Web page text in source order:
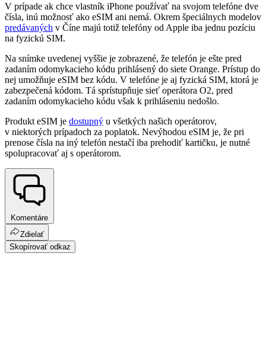
V prípade ak chce vlastník iPhone používať na svojom telefóne dve
čísla, inú možnosť ako eSIM ani nemá. Okrem špeciálnych modelov
predávaných v Číne majú totiž telefóny od Apple iba jednu pozíciu
na fyzickú SIM.
Na snímke uvedenej vyššie je zobrazené, že telefón je ešte pred
zadaním odomykacieho kódu prihlásený do siete Orange. Prístup do
nej umožňuje eSIM bez kódu. V telefóne je aj fyzická SIM, ktorá je
zabezpečená kódom. Tá sprístupňuje sieť operátora O2, pred
zadaním odomykacieho kódu však k prihláseniu nedošlo.
Produkt eSIM je dostupný u všetkých našich operátorov,
v niektorých prípadoch za poplatok. Nevýhodou eSIM je, že pri
prenose čísla na iný telefón nestačí iba prehodiť kartičku, je nutné
spolupracovať aj s operátorom.
Komentáre
Zdielať
Skopírovať odkaz